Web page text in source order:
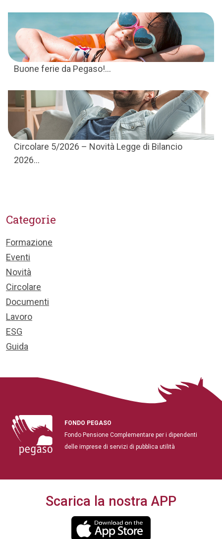
Buone ferie da Pegaso!...
Circolare 5/2026 – Novità Legge di Bilancio
2026...
Categorie
Formazione
Eventi
Novità
Circolare
Documenti
Lavoro
ESG
Guida
FONDO PEGASO
Fondo Pensione Complementare per i dipendenti
delle imprese di servizi di pubblica utilità
Scarica la nostra APP